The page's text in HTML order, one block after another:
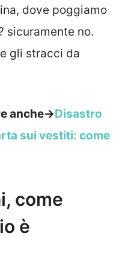
dove poggiamo
sicuramente no.
gli stracci da
anche->Disastro
sui vestiti: come
come
è